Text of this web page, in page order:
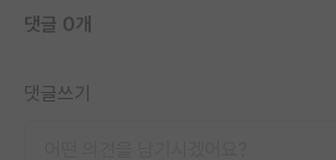
학술 정보 게시판
홍보 게시판
댓글 0개
댓글쓰기